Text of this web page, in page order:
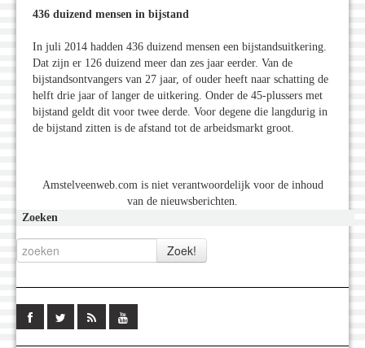
436 duizend mensen in bijstand
In juli 2014 hadden 436 duizend mensen een bijstandsuitkering.
Dat zijn er 126 duizend meer dan zes jaar eerder. Van de
bijstandsontvangers van 27 jaar, of ouder heeft naar schatting de
helft drie jaar of langer de uitkering. Onder de 45-plussers met
bijstand geldt dit voor twee derde. Voor degene die langdurig in
de bijstand zitten is de afstand tot de arbeidsmarkt groot.
Amstelveenweb.com is niet verantwoordelijk voor de inhoud
van de nieuwsberichten.
Zoeken